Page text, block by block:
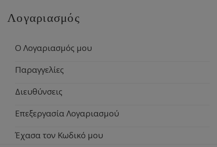
Λογαριασμός
Ο Λογαριασμός μου
Παραγγελίες
Διευθύνσεις
Επεξεργασία Λογαριασμού
Έχασα τον Κωδικό μου